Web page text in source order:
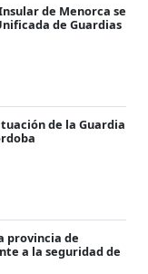
de Menorca se
de Guardias
de la Guardia
provincia de
a la seguridad de